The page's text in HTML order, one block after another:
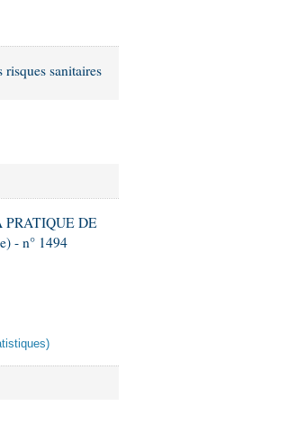
sanitaires
PRATIQUE DE
- n° 1494